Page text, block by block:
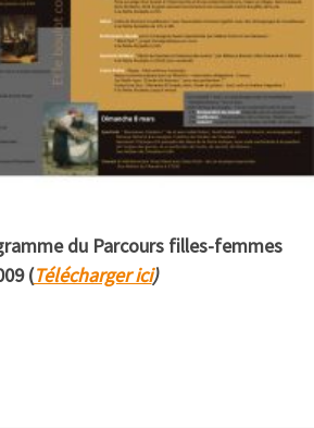
du Parcours filles-femmes
(Télécharger ici)